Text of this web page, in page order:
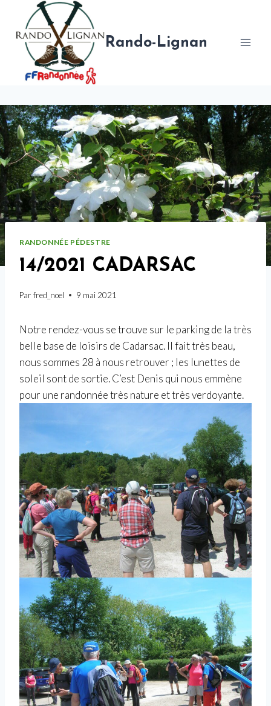
contenu
Rando-Lignan
RANDONNÉE PÉDESTRE
14/2021 CADARSAC
Par fred_noel 9 mai 2021
Notre rendez-vous se trouve sur le parking de la très
belle base de loisirs de Cadarsac. Il fait très beau,
nous sommes 28 à nous retrouver ; les lunettes de
soleil sont de sortie. C’est Denis qui nous emmène
pour une randonnée très nature et très verdoyante.